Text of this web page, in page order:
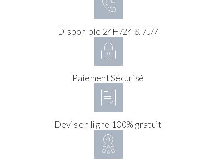
Disponible 24H/24 & 7J/7
Paiement Sécurisé
Devis en ligne 100% gratuit